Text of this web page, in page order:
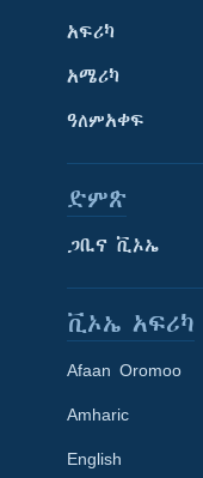
Learning English
አፍሪካ
አሜሪካ
ዓለምአቀፍ
ድምጽ
ጋቢና ቪኦኤ
ቪኦኤ አፍሪካ
Afaan Oromoo
Amharic
English